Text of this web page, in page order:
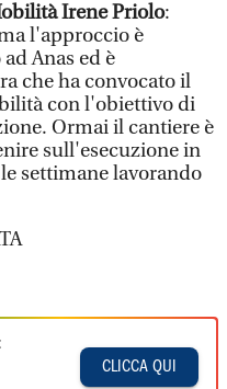
Irene Priolo:
l'approccio è
Anas ed è
che ha convocato il
con l'obiettivo di
Ormai il cantiere è
sull'esecuzione in
settimane lavorando
CLICCA QUI